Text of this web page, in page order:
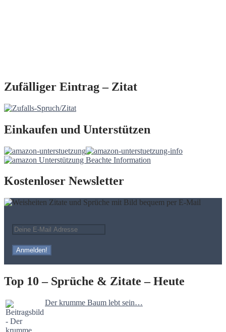
Zufälliger Eintrag – Zitat
Einkaufen und Unterstützen
Kostenloser Newsletter
Top 10 – Sprüche & Zitate – Heute
Der krumme Baum lebt sein…